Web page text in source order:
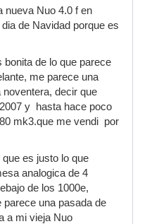
nueva Nuo 4.0 f en
de Navidad porque es
de lo que parece
me parece una
decir que
y hasta hace poco
mk3.que me vendi por
es justo lo que
analogica de 4
de los 1000e,
una pasada de
a mi vieja Nuo